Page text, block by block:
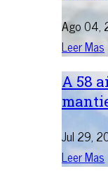
Ago 04,
Leer Mas
A 58
Jul 29,
Leer Mas